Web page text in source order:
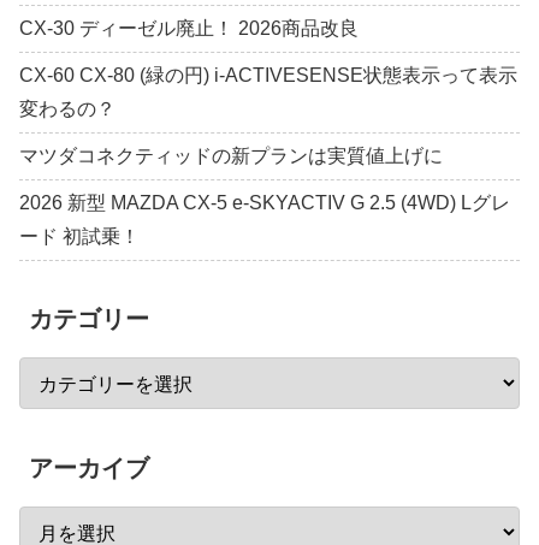
CX-30 ディーゼル廃止！ 2026商品改良
CX-60 CX-80 (緑の円) i-ACTIVESENSE状態表示って表示
変わるの？
マツダコネクティッドの新プランは実質値上げに
2026 新型 MAZDA CX-5 e-SKYACTIV G 2.5 (4WD) Lグレ
ード 初試乗！
カテゴリー
アーカイブ